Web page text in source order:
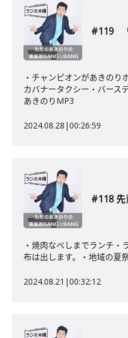
#119
・チャンピオンがあきのり
カバナータクシー・バース
あきのりMP3
2024.08.28 |00:26:59
#118 先
・焼肉なべしまでランチ・
布は出します。・地域の夏
2024.08.21 |00:32:12